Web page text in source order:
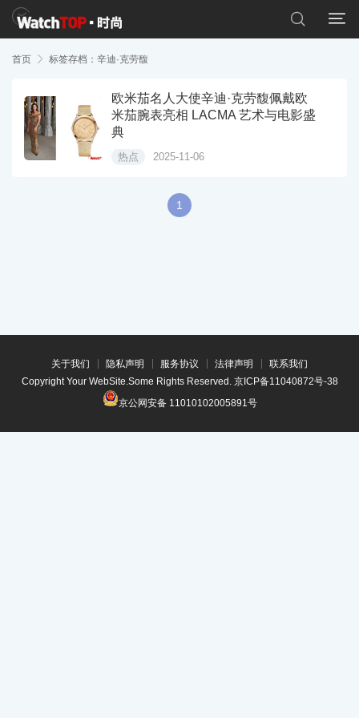


首页  标签存档：辛迪·克劳馥
欧米茄名人大使辛迪·克劳馥佩戴欧
米茄腕表亮相 LACMA 艺术与电影盛
典
热点 2025-11-06
1
关于我们 隐私声明 服务协议 法律声明
联系我们
Copyright Your WebSite.Some Rights Reserved. 京ICP备11040872号-38
京公网安备 11010102005891号